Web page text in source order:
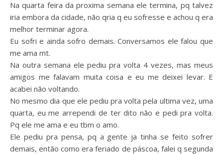
Na quarta feira da proxima semana ele termina, pq talvez
iria embora da cidade, não qria q eu sofresse e achou q era
melhor terminar agora.
Eu sofri e ainda sofro demais. Conversamos ele falou que
me ama mt.
Na outra semana ele pediu pra volta 4 vezes, mas meus
amigos me falavam muita coisa e eu me deixei levar. E
acabei não voltando.
No mesmo dia que ele pediu pra volta pela ultima vez, uma
quarta, eu me arrependi de ter dito não e pedi pra volta.
Pq ele me ama e eu tbm o amo.
Ele pediu pra pensa, pq a gente ja tinha se feito sofrer
demais, então como era feriado de páscoa, falei q segunda